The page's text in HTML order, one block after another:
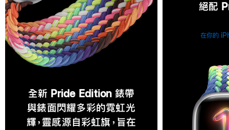
全新 Pride Edition 錶帶
與錶面閃耀多彩的霓虹光
輝，靈感源自彩虹旗，旨在
絕配
在你的